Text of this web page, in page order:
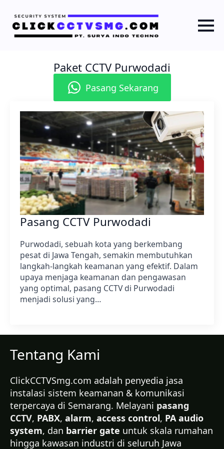
Paket CCTV Purwodadi
Pasang Sekarang
Pasang CCTV Purwodadi
Purwodadi, sebuah kota yang berkembang
pesat di Jawa Tengah, semakin membutuhkan
langkah-langkah keamanan yang efektif. Dalam
upaya menjaga keamanan dan pengawasan
yang optimal, pasang CCTV di Purwodadi
menjadi solusi yang…
Tentang Kami
ClickCCTVSmg.com adalah penyedia jasa
instalasi sistem keamanan & komunikasi
terpercaya di Semarang. Melayani pasang
CCTV, PABX, alarm, access control, PA audio
system, dan barrier gate untuk skala rumahan
hingga kawasan industri di seluruh Jawa